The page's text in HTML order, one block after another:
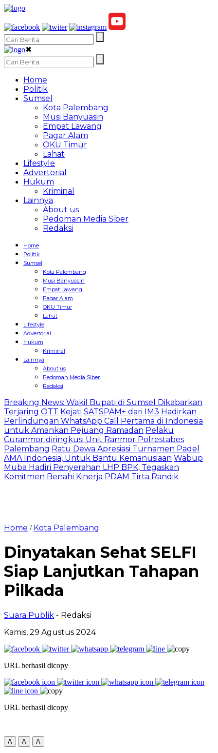
✖
Home
Politik
Sumsel
Kota Palembang
Musi Banyuasin
Empat Lawang
Pagar Alam
OKU Timur
Lahat
Lifestyle
Advertorial
Hukum
Kriminal
Lainnya
About us
Pedoman Media Siber
Redaksi
Home
Politik
Sumsel
Kota Palembang
Musi Banyuasin
Empat Lawang
Pagar Alam
OKU Timur
Lahat
Lifestyle
Advertorial
Hukum
Kriminal
Lainnya
About us
Pedoman Media Siber
Redaksi
Breaking News: Wakil Bupati di Sumsel Dikabarkan
Terjaring OTT Kejati SATSPAM+ dari IM3 Hadirkan
Perlindungan WhatsApp Call Pertama di Indonesia
untuk Amankan Pejuang Ramadan Pelaku
Curanmor diringkusi Unit Ranmor Polrestabes
Palembang Ratu Dewa Apresiasi Turnamen Padel
AMA Indonesia, Untuk Bantu Kemanusiaan Wabup
Muba Hadiri Penyerahan LHP BPK, Tegaskan
Komitmen Benahi Kinerja PDAM Tirta Randik
Home / Kota Palembang
Dinyatakan Sehat SELFI
Siap Lanjutkan Tahapan
Pilkada
Suara Publik - Redaksi
Kamis, 29 Agustus 2024
URL berhasil dicopy
URL berhasil dicopy
A A A